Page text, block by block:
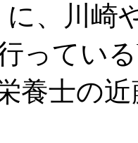
に、川崎
ってい
養士の